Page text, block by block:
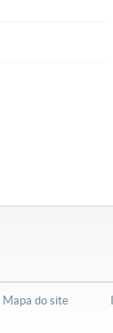
Mapa do site